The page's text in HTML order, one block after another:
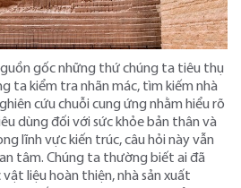
gốc những thứ chúng ta tiêu thụ
ta kiểm tra nhãn mác, tìm kiếm nhà
cứu chuỗi cung ứng nhằm hiểu rõ
dùng đối với sức khỏe bản thân và
lĩnh vực kiến ​​trúc, câu hỏi này vẫn
tâm. Chúng ta thường biết ai đã
liệu hoàn thiện, nhà sản xuất